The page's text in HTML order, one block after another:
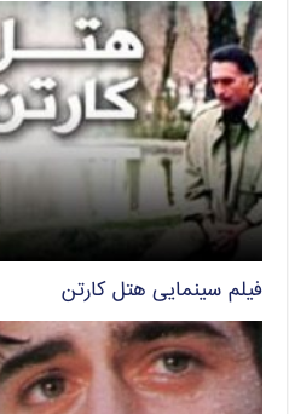
فیلم سینمایی هتل کارتن